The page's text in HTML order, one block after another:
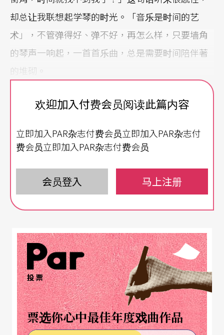
却总让我联想起学琴的时光。「音乐是时间的艺
术」，不管弹得好、弹不好，再怎么样，只要墙角
的琴声一响起，一首首乐曲，总是需要时间陪伴著
的堆砌。
《宁静之丘》 带著丰富画面的「新世纪」风音乐
这次介绍两张以「时间」作为概念出发的专辑，创
作者恰巧都与日本相关。华裔日籍的黄永灿，是作
厂牌Satowa唱片公司，至今已发行超过二十张专
辑，曾与NHK及Hi Vision合作，陆续为不同的节
这张《宁静之丘》的十首乐曲是他「新世纪」风格
的最新作品。完成钢琴录音后，黄永灿突发灵感，
找来由小提琴到低音大提琴一共十二位演奏家组成
的弦乐团，加入钢琴独奏的混音。因此整张专辑又
多了CD2的钢琴弦乐版。第一首〈水蓝色的星球〉
欢迎加入付费会员阅读此篇内容
立即加入PAR杂志付费会员立即加入PAR杂志付
费会员立即加入PAR杂志付费会员
会员登入 马上注册
投票
票选你心中最佳年度戏曲作品